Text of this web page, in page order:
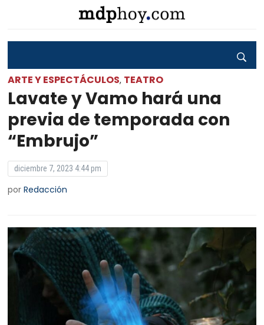
ARTE Y ESPECTÁCULOS, TEATRO
Lavate y Vamo hará una
previa de temporada con
“Embrujo”
diciembre 7, 2023 4:44 pm
porRedacción